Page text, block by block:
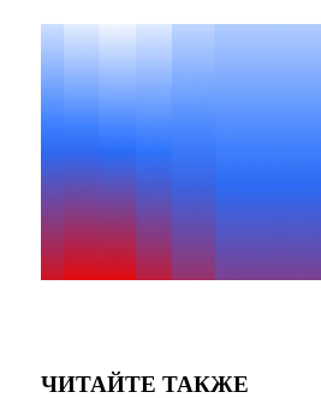
ЧИТАЙТЕ ТАКЖЕ